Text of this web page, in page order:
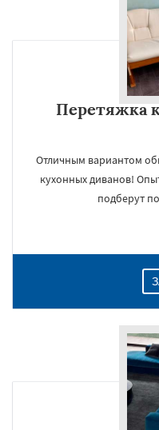
Перетяжка
Отличным вариантом
кухонных диванов!
подберут